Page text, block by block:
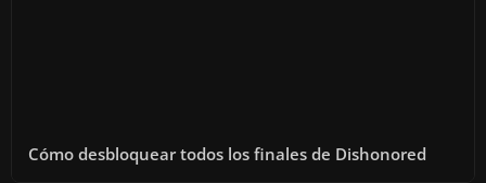
Cómo desbloquear todos los finales de Dishonored